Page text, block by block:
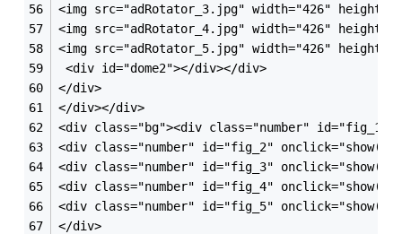
<img src="adRotator_3.jpg" width="426"
<img src="adRotator_4.jpg" width="426"
<img src="adRotator_5.jpg" width="426"
<div id="dome2"></div></div>
</div>
</div></div>
<div class="bg"><div class="number" id="fig_1"
<div class="number" id="fig_2"
<div class="number" id="fig_3"
<div class="number" id="fig_4"
<div class="number" id="fig_5"
</div>